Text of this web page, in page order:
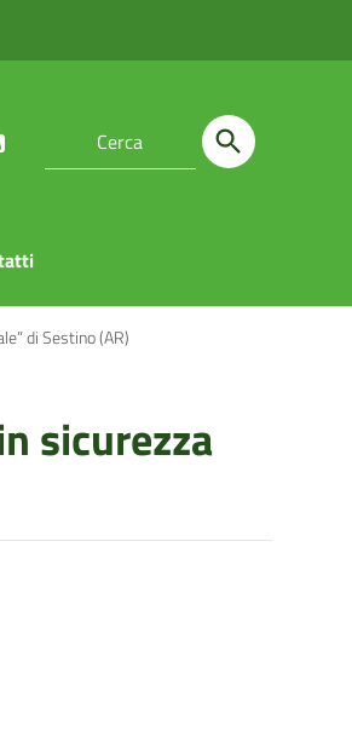
di Sestino (AR)
sicurezza